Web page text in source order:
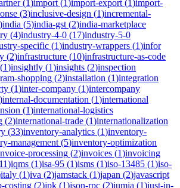
(1)import (1)import-export (1)import-
(3)inclusive-design (1)incremental-
)india (5)india-gst (2)india-marketplace
(4)industry-4-0 (17)industry-5-0
specific (1)industry-wrappers (1)infor
(2)infrastructure (10)infrastructure-as-code
(1)insightly (1)insights (2)inspection
shopping (2)installation (1)integration
(1)inter-company (1)intercompany
)internal-documentation (1)international
(1)international-logistics
(2)international-trade (1)internationalization
(33)inventory-analytics (1)inventory-
management (5)inventory-optimization
processing (2)invoices (1)invoicing
11)iqms (1)isa-95 (1)isms (1)iso-13485 (1)iso-
italy (1)iva (2)jamstack (1)japan (2)javascript
costing (2)jpk (1)json-rpc (2)jumia (1)just-in-